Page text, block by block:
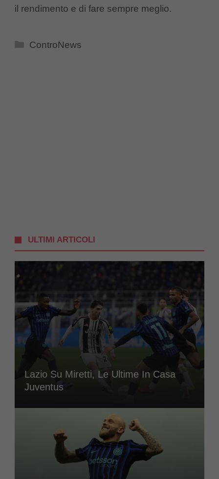
il rendimento e di fare sempre meglio.
Categorie
ControNews
ULTIMI ARTICOLI
Lazio Su Miretti, Le Ultime In Casa
Juventus